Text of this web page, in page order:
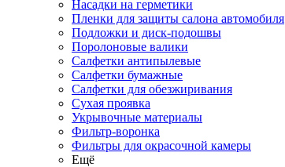
Насадки на герметики
Пленки для защиты салона автомобиля
Подложки и диск-подошвы
Поролоновые валики
Салфетки антипылевые
Салфетки бумажные
Салфетки для обезжиривания
Сухая проявка
Укрывочные материалы
Фильтр-воронка
Фильтры для окрасочной камеры
Ещё